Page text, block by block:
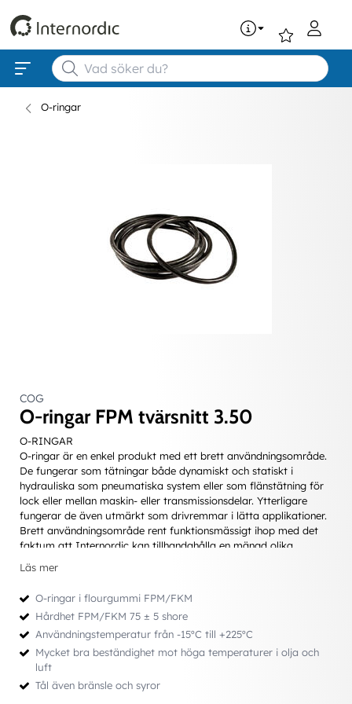
O-ringar
COG
O-ringar FPM tvärsnitt 3.50
O-RINGAR
O-ringar är en enkel produkt med ett brett användningsområde.
De fungerar som tätningar både dynamiskt och statiskt i
hydrauliska som pneumatiska system eller som flänstätning för
lock eller mellan maskin- eller transmissionsdelar. Ytterligare
fungerar de även utmärkt som drivremmar i lätta applikationer.
Brett användningsområde rent funktionsmässigt ihop med det
faktum att Internordic kan tillhandahålla en mängd olika
Fördelar
• Lättmonterad - kan ej monteras åt ”fel” håll
• Fungerar som dubbelverkande tätning
• Ett relativt sett ekonomiskt alternativ
• Stor valmöjlighet vad gäller dimensioner och material
Att tänka på vid val av O-ring
• Att välja lämplig dimension
Läs mer
O-ringar i flourgummi FPM/FKM
Hårdhet FPM/FKM 75 ± 5 shore
Användningstemperatur från -15ºC till +225ºC
Mycket bra beständighet mot höga temperaturer i olja och
luft
Tål även bränsle och syror